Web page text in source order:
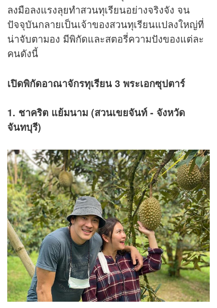
ลงมือลงแรงลุยทำสวนทุเรียนอย่างจริงจัง จน
ปัจจุบันกลายเป็นเจ้าของสวนทุเรียนแปลงใหญ่ที่
น่าจับตามอง มีพิกัดและสตอรี่ความปังของแต่ละ
คนดังนี้
เปิดพิกัดอาณาจักรทุเรียน 3 พระเอกซุปตาร์
1. ชาคริต แย้มนาม (สวนเขยจันท์ - จังหวัด
จันทบุรี)